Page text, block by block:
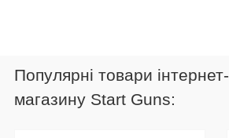
Популярні товари інтернет-
магазину Start Guns: